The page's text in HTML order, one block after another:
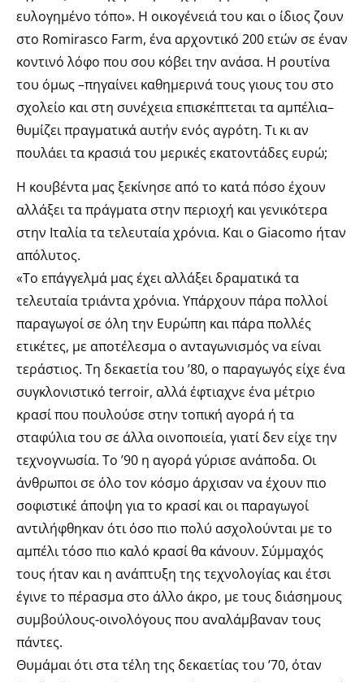
ευλογημένο τόπο». Η οικογένειά του και ο ίδιος ζουν
στο Romirasco Farm, ένα αρχοντικό 200 ετών σε έναν
κοντινό λόφο που σου κόβει την ανάσα. Η ρουτίνα
του όμως –πηγαίνει καθημερινά τους γιους του στο
σχολείο και στη συνέχεια επισκέπτεται τα αμπέλια–
θυμίζει πραγματικά αυτήν ενός αγρότη. Τι κι αν
πουλάει τα κρασιά του μερικές εκατοντάδες ευρώ;
H κουβέντα μας ξεκίνησε από το κατά πόσο έχουν
αλλάξει τα πράγματα στην περιοχή και γενικότερα
στην Ιταλία τα τελευταία χρόνια. Και ο Giacomo ήταν
απόλυτος.
«Το επάγγελμά μας έχει αλλάξει δραματικά τα
τελευταία τριάντα χρόνια. Υπάρχουν πάρα πολλοί
παραγωγοί σε όλη την Ευρώπη και πάρα πολλές
ετικέτες, με αποτέλεσμα ο ανταγωνισμός να είναι
τεράστιος. Τη δεκαετία του ’80, ο παραγωγός είχε ένα
συγκλονιστικό terroir, αλλά έφτιαχνε ένα μέτριο
κρασί που πουλούσε στην τοπική αγορά ή τα
σταφύλια του σε άλλα οινοποιεία, γιατί δεν είχε την
τεχνογνωσία. Το ’90 η αγορά γύρισε ανάποδα. Οι
άνθρωποι σε όλο τον κόσμο άρχισαν να έχουν πιο
σοφιστικέ άποψη για το κρασί και οι παραγωγοί
αντιλήφθηκαν ότι όσο πιο πολύ ασχολούνται με το
αμπέλι τόσο πιο καλό κρασί θα κάνουν. Σύμμαχός
τους ήταν και η ανάπτυξη της τεχνολογίας και έτσι
έγινε το πέρασμα στο άλλο άκρο, με τους διάσημους
συμβούλους-οινολόγους που αναλάμβαναν τους
πάντες.
Θυμάμαι ότι στα τέλη της δεκαετίας του ’70, όταν